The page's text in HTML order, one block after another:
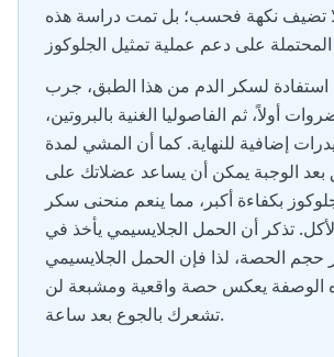
تضيف نكهة فحسب؛ بل تمت دراسة هذه
لسكر الدم من هذا الطبق، جرب
أولاً، ثم الفاصوليا الغنية بالبروتين،
إضافية للنهاية. كما أن المشي لمدة
بعد الوجبة يمكن أن يساعد عضلاتك على
بكفاءة أكبر، مما ينعم منحنى سكر
تذكر أن الحمل الجلايسيمي يأخذ في
حجم الحصة، لذا فإن الحمل الجلايسيمي
الوصفة يعكس حصة واقعية ومشبعة لن
تشعرك بالجوع بعد ساعة.